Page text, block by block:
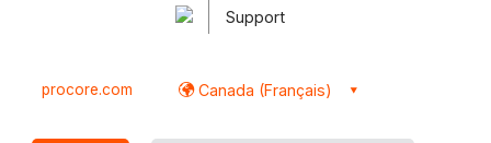
Support
procore.com Canada (Français)